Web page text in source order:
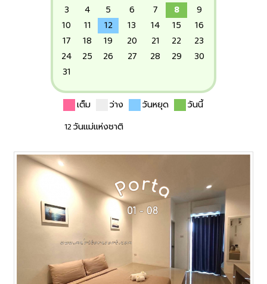
3
4 5 6 7 8
9
10
11 12 13 14 15
16
17
18 19 20 21 22
23
24
25 26 27 28 29
30
31
เต็ม ว่าง วันหยุด
วันนี้
12 วันแม่แห่งชาติ